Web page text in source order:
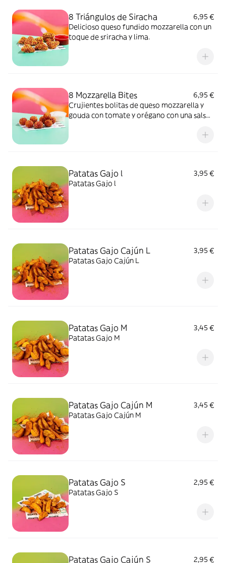
8 Triángulos de Siracha
6,95 €
Delicioso queso fundido mozzarella con un
toque de sriracha y lima.
8 Mozzarella Bites
6,95 €
Crujientes bolitas de queso mozzarella y
gouda con tomate y orégano con una salsa
Patatas Gajo l
3,95 €
Patatas Gajo l
Patatas Gajo Cajún L
3,95 €
Patatas Gajo Cajún L
Patatas Gajo M
3,45 €
Patatas Gajo M
Patatas Gajo Cajún M
3,45 €
Patatas Gajo Cajún M
Patatas Gajo S
2,95 €
Patatas Gajo S
Patatas Gajo Cajún S
2,95 €